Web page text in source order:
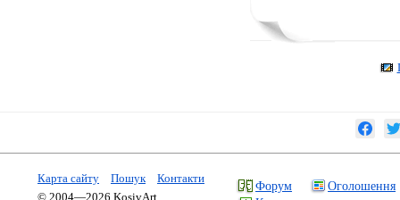
Карта сайту Пошук
Контакти
© 2004—2026 KosivArt
Форум
Оголошення